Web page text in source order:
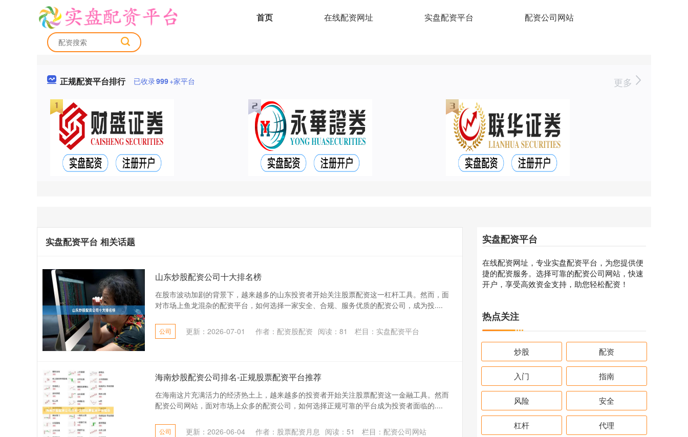
首页 在线配资网址 实盘配资平台 配资公司网站
正规配资平台排行 已收录999+家平台 更多
实盘配资平台 相关话题
山东炒股配资公司十大排名榜
在股市波动加剧的背景下，越来越多的山东投资者开始关注股票配资这一杠杆工具。然而，面
对市场上鱼龙混杂的配资平台，如何选择一家安全、合规、服务优质的配资公司，成为投....
公司 更新：2026-07-01 作者：配资股配资 阅读： 81 栏目： 实盘配资平台
海南炒股配资公司排名-正规股票配资平台推荐
在海南这片充满活力的经济热土上，越来越多的投资者开始关注股票配资这一金融工具。然而
配资公司网站，面对市场上众多的配资公司，如何选择正规可靠的平台成为投资者面临的....
公司 更新：2026-06-04 作者：股票配资月息 阅读： 51 栏目： 配资公司网站
实盘配资平台
在线配资网址，专业实盘配资平台，为您提供便
捷的配资服务。选择可靠的配资公司网站，快速
开户，享受高效资金支持，助您轻松配资！
热点关注
炒股 配资
入门 指南
风险 安全
杠杆 代理